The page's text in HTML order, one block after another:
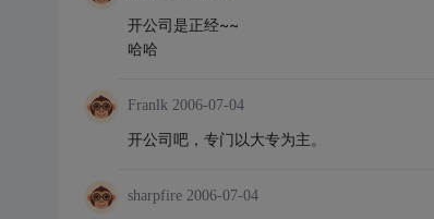
开公司是正经~~
哈哈
Franlk 2006-07-04
开公司吧，专门以大专为主。
sharpfire 2006-07-04